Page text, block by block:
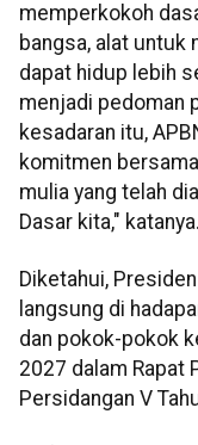
memperkokoh
bangsa, alat untuk
dapat hidup lebih
menjadi pedoman
kesadaran itu,
komitmen
mulia yang telah
Dasar kita," katanya.
Diketahui,
langsung di
dan pokok-pokok
2027 dalam Rapat
Persidangan V